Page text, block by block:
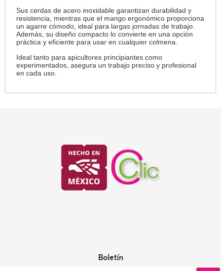
Sus cerdas de acero inoxidable garantizan durabilidad y
resistencia, mientras que el mango ergonómico proporciona
un agarre cómodo, ideal para largas jornadas de trabajo.
Además, su diseño compacto lo convierte en una opción
práctica y eficiente para usar en cualquier colmena.
Ideal tanto para apicultores principiantes como
experimentados, asegura un trabajo preciso y profesional
en cada uso.
Boletín